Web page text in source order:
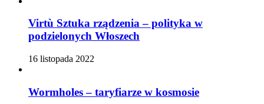
Virtù Sztuka rządzenia – polityka w
podzielonych Włoszech
16 listopada 2022
Wormholes – taryfiarze w kosmosie